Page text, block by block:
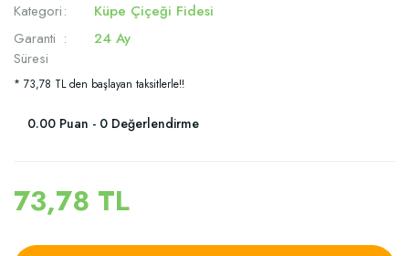
Kategori
Küpe Çiçeği Fidesi
Garanti
Süresi
24 Ay
* 73,78 TL den başlayan taksitlerle!!
0.00 Puan - 0 Değerlendirme
73,78 TL